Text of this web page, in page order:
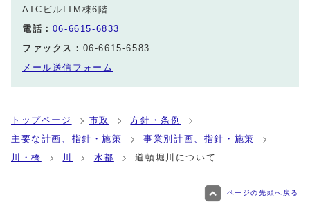
ATCビルITM棟6階
電話： 06-6615-6833
ファックス： 06-6615-6583
メール送信フォーム
トップページ 市政
方針・条例
主要な計画、指針・施策
事業別計画、指針・施策
川・橋
川 水都 道頓堀川について
ページの先頭へ戻る